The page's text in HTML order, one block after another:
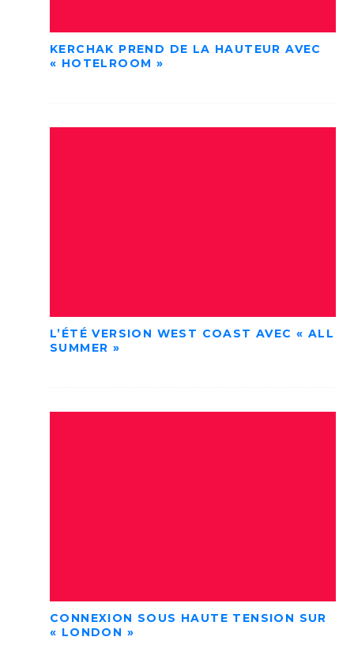
KERCHAK PREND DE LA HAUTEUR AVEC
« HOTELROOM »
L’ÉTÉ VERSION WEST COAST AVEC « ALL
SUMMER »
CONNEXION SOUS HAUTE TENSION SUR
« LONDON »